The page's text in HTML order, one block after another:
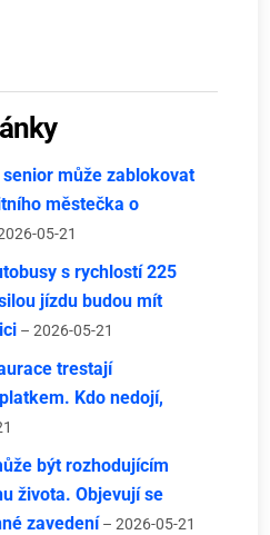
může zablokovat
městečka o
05-21
s rychlostí 225
jízdu budou mít
– 2026-05-21
trestají
Kdo nedojí,
být rozhodujícím
života. Objevují se
zavedení – 2026-05-21